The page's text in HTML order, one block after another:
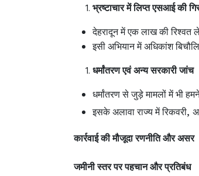
भ्रष्टाचार में लिप्त एसआई की
देहरादून में एक लाख की रिश्वत
इसी अभियान में अधिकांश
धर्मांतरण एवं अन्य सरकारी जांच
धर्मांतरण से जुड़े मामलों में भी
इसके अलावा राज्य में रिकवरी,
कार्रवाई की मौजूदा रणनीति और असर
जमीनी स्तर पर पहचान और प्रतिबंध